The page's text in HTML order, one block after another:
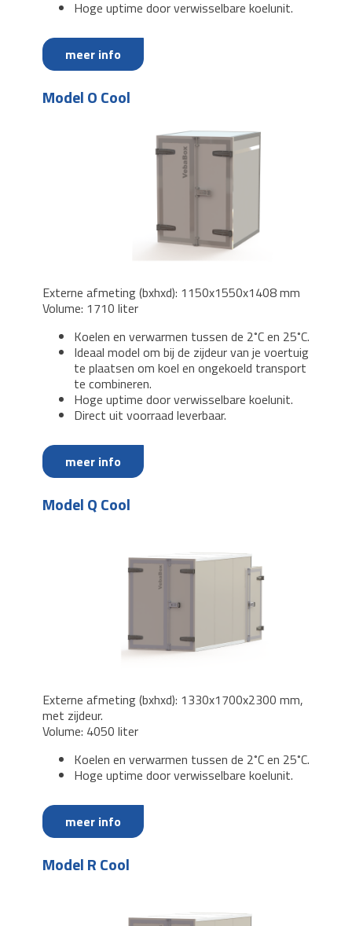
Hoge uptime door verwisselbare koelunit.
meer info
Model O Cool
Externe afmeting (bxhxd): 1150x1550x1408 mm
Volume: 1710 liter
Koelen en verwarmen tussen de 2˚C en 25˚C.
Ideaal model om bij de zijdeur van je voertuig
te plaatsen om koel en ongekoeld transport
te combineren.
Hoge uptime door verwisselbare koelunit.
Direct uit voorraad leverbaar.
meer info
Model Q Cool
Externe afmeting (bxhxd): 1330x1700x2300 mm,
met zijdeur.
Volume: 4050 liter
Koelen en verwarmen tussen de 2˚C en 25˚C.
Hoge uptime door verwisselbare koelunit.
meer info
Model R Cool